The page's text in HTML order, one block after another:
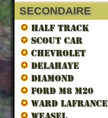
SECONDAIRE
HALF TRACK
SCOUT CAR
CHEVROLET
DELAHAYE
DIAMOND
FORD M8 M20
WARD LAFRANCE
WEASEL